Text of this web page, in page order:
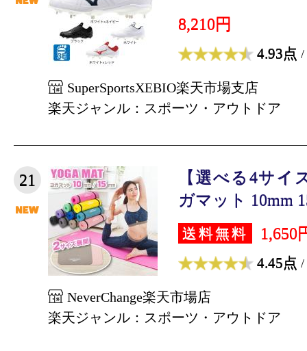
8,210円
4.93点 /
SuperSportsXEBIO楽天市場支店
楽天ジャンル：スポーツ・アウトドア
21
【選べる4サイ
ガマット 10mm
送料無料 1,650
4.45点 /
NeverChange楽天市場店
楽天ジャンル：スポーツ・アウトドア